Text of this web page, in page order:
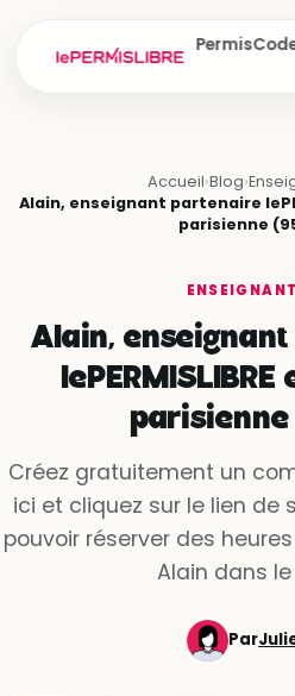
Permis
Accueil›Blog›
Alain, enseignant partenaire
parisienne
ENSEIGNANT
Alain,
parisienne
Créez gratuitement un
ici et cliquez sur le lien de
pouvoir réserver des
Alain dans
Par